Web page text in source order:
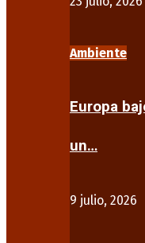
Ambiente
Europa
un…
9 julio, 2026